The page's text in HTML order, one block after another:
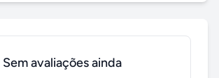
Sem avaliações ainda